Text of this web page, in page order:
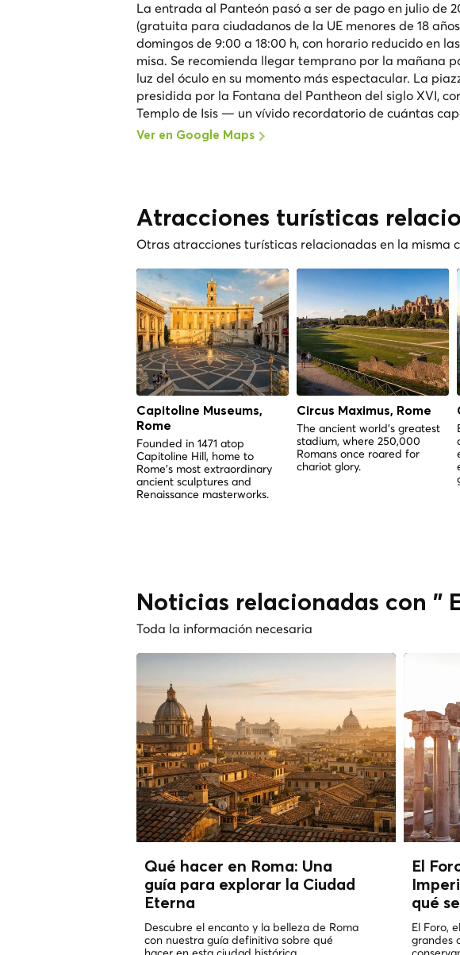
La entrada al Panteón pasó a ser de pago en julio de
(gratuita para ciudadanos de la UE menores de 18
domingos de 9:00 a 18:00 h, con horario reducido en
misa. Se recomienda llegar temprano por la mañana
luz del óculo en su momento más espectacular. La
presidida por la Fontana del Pantheon del siglo XVI,
Templo de Isis — un vívido recordatorio de cuántas
Ver en Google Maps
Atracciones turísticas
Otras atracciones turísticas relacionadas en la misma
Capitoline Museums,
Rome
Founded in 1471 atop
Capitoline Hill, home to
Rome's most extraordinary
ancient sculptures and
Renaissance masterworks.
Circus Maximus, Rome
The ancient world's greatest
stadium, where 250,000
Romans once roared for
chariot glory.
Noticias relacionadas con "
Toda la información necesaria
Qué hacer en Roma: Una
guía para explorar la Ciudad
Eterna
Descubre el encanto y la belleza de Roma
con nuestra guía definitiva sobre qué
El
qué
El Foro,
grandes